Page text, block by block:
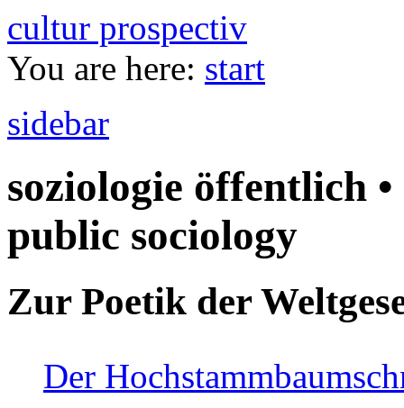
cultur prospectiv
You are here: start
sidebar
soziologie öffentlich
public sociology
Zur Poetik der
Der